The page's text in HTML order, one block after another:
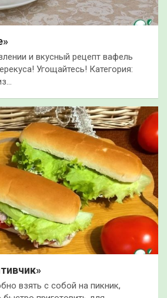
и вкусный рецепт вафель
Угощайтесь! Категория:
взять с собой на пикник,